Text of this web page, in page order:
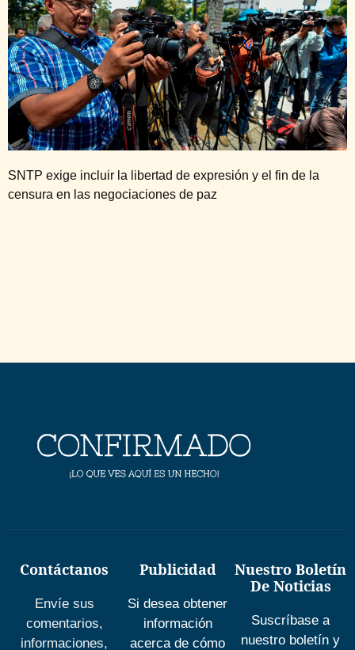
SNTP exige incluir la libertad de expresión y el fin de la
censura en las negociaciones de paz
Contáctanos
Envíe sus
comentarios,
informaciones,
Publicidad
Si desea obtener
información
acerca de cómo
Nuestro Boletín
De Noticias
Suscríbase a
nuestro boletín y